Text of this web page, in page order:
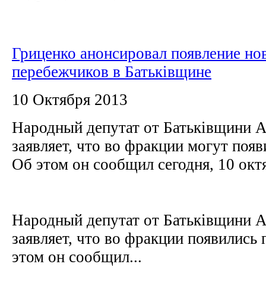
Гриценко анонсировал появление
перебежчиков в Батьківщине
10 Октября 2013
Народный депутат от Батьківщини
заявляет, что во фракции могут
Об этом он сообщил сегодня, 10
Народный депутат от Батьківщини
заявляет, что во фракции
этом он сообщил...